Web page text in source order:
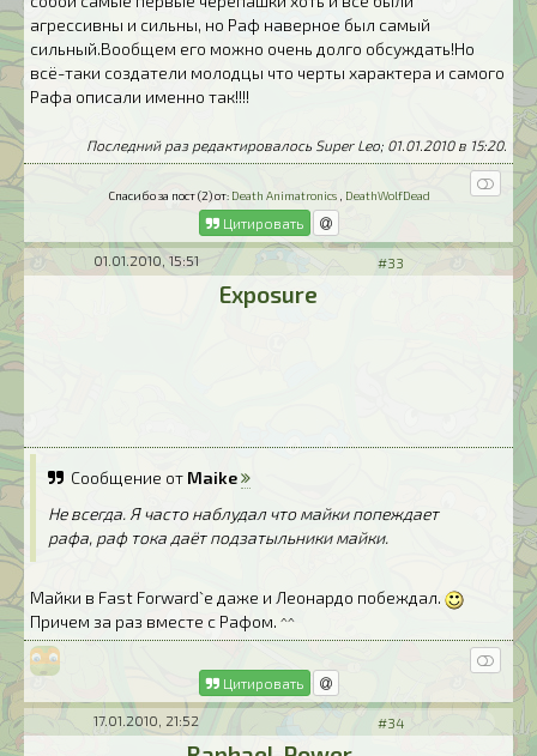
агрессивны и сильны, но Раф наверное был самый
сильный.Вообщем его можно очень долго обсуждать!Но
всё-таки создатели молодцы что черты характера и самого
Рафа описали именно так!!!!
Последний раз редактировалось Super Leo; 01.01.2010 в 15:20.
Спасибо за пост (2) от: Death Animatronics DeathWolfDead
Цитировать
01.01.2010, 15:51 #33
Exposure
Сообщение от Maike
Не всегда. Я часто наблудал что майки попеждает
рафа, раф тока даёт подзатыльники майки.
Майки в Fast Forward`e даже и Леонардо побеждал.
Причем за раз вместе с Рафом. ^^
Цитировать
17.01.2010, 21:52 #34